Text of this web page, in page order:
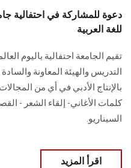
دعوة للمشاركة في احتفالية
للغة العربية
تقيم الجامعة احتفالية باليوم
التدريس والهيئة المعاونة
بالإنتاج الأدبي في أي من
كلمات الأغاني- إلقاء الشعر -
السيناريو.
اقرأ المزيد